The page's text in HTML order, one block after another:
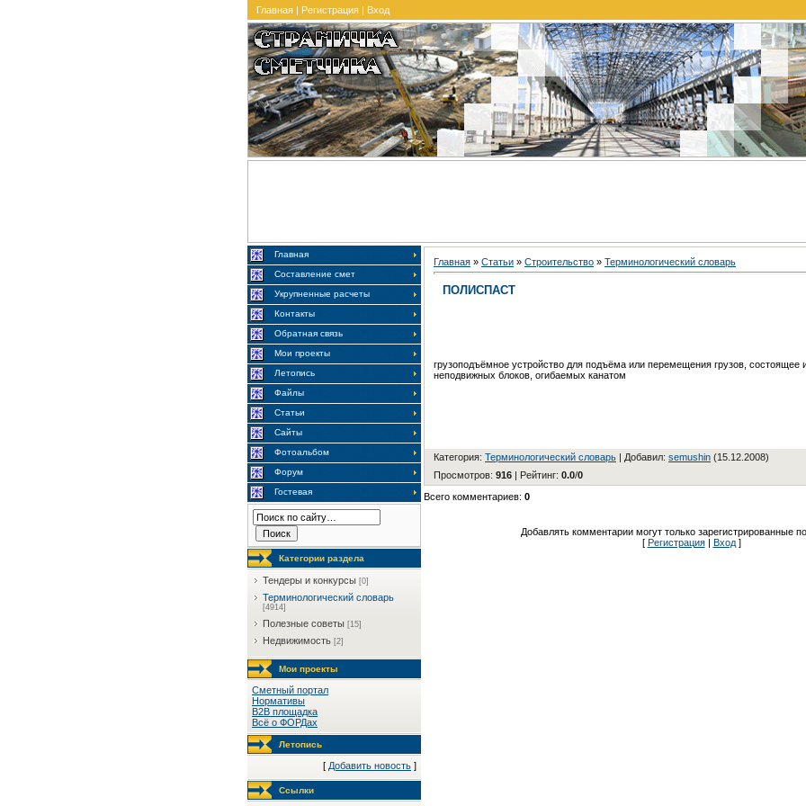
Главная | Регистрация | Вход
Главная
Составление смет
Укрупненные расчеты
Контакты
Обратная связь
Мои проекты
Летопись
Файлы
Статьи
Сайты
Фотоальбом
Форум
Гостевая
Категории раздела
Тендеры и конкурсы [0]
Терминологический словарь
[4914]
Полезные советы [15]
Недвижимость [2]
Мои проекты
Сметный портал
Нормативы
B2B площадка
Всё о ФОРДах
Летопись
[ Добавить новость ]
Ссылки
Главная » Статьи » Строительство » Терминологический словарь
ПОЛИСПАСТ
грузоподъёмное устройство для подъёма или перемещения грузов, состоящее
неподвижных блоков, огибаемых канатом
Категория: Терминологический словарь | Добавил: semushin (15.12.2008)
Просмотров: 916 | Рейтинг: 0.0/0
Всего комментариев: 0
Добавлять комментарии могут только зарегистрированные
[ Регистрация| Вход]